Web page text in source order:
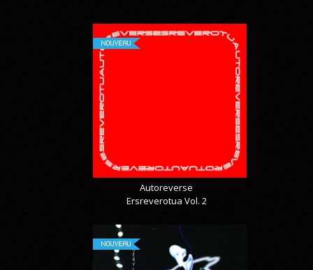
NOUVEAU
Autoreverse
Ersreverotua Vol. 2
NOUVEAU